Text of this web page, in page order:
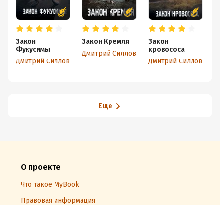
Закон
Фукусимы
Дмитрий Силлов
Закон Кремля
Дмитрий Силлов
Закон
кровососа
Дмитрий Силлов
Еще
О проекте
Что такое MyBook
Правовая информация